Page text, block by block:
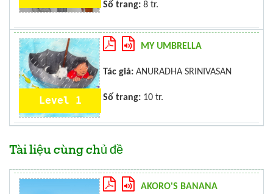
Số trang: 8 tr.
Level 1
MY UMBRELLA
Tác giả: ANURADHA SRINIVASAN
Số trang: 10 tr.
Tài liệu cùng chủ đề
AKORO'S BANANA